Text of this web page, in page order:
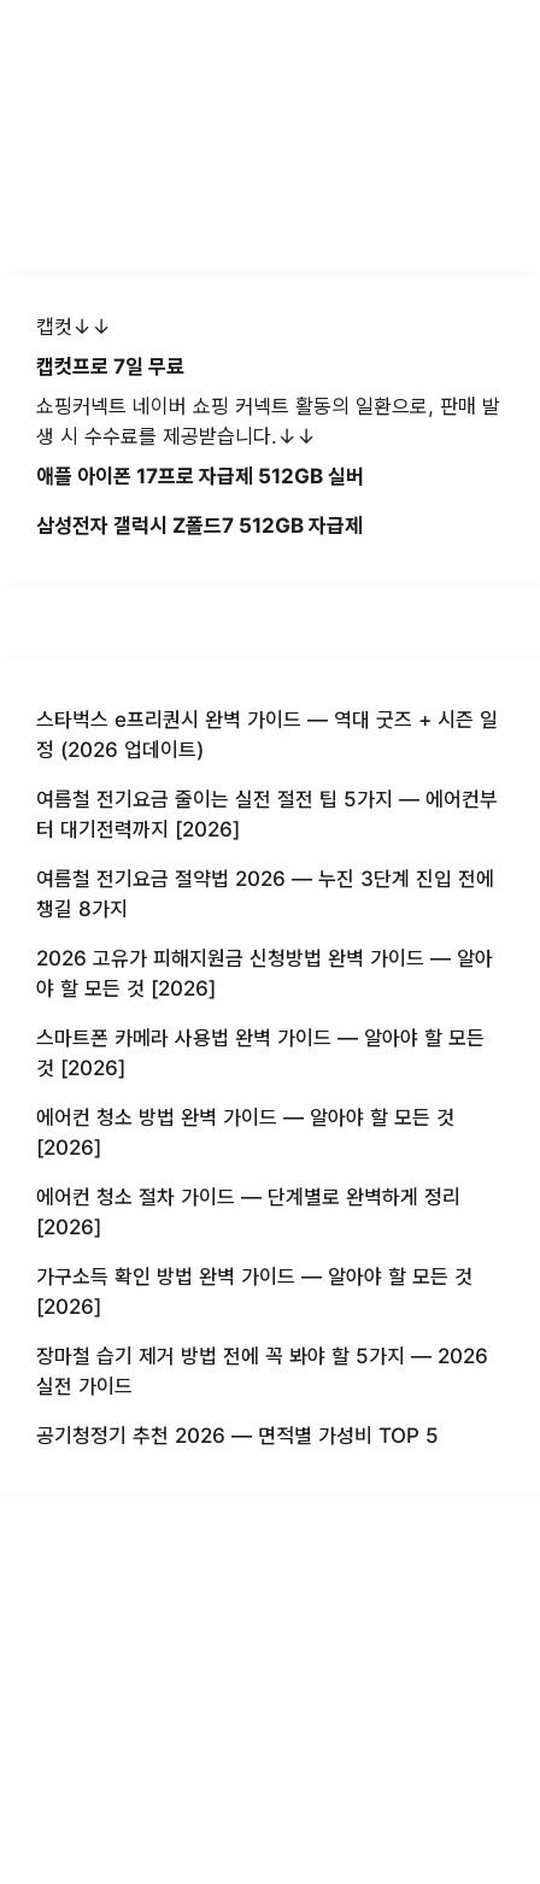
캡컷↓↓
캡컷프로 7일 무료
쇼핑커넥트 네이버 쇼핑 커넥트 활동의 일환으로, 판매 발
생 시 수수료를 제공받습니다.↓↓
애플 아이폰 17프로 자급제 512GB 실버
삼성전자 갤럭시 Z폴드7 512GB 자급제
스타벅스 e프리퀀시 완벽 가이드 — 역대 굿즈 + 시즌 일
정 (2026 업데이트)
여름철 전기요금 줄이는 실전 절전 팁 5가지 — 에어컨부
터 대기전력까지 [2026]
여름철 전기요금 절약법 2026 — 누진 3단계 진입 전에
챙길 8가지
2026 고유가 피해지원금 신청방법 완벽 가이드 — 알아
야 할 모든 것 [2026]
스마트폰 카메라 사용법 완벽 가이드 — 알아야 할 모든
것 [2026]
에어컨 청소 방법 완벽 가이드 — 알아야 할 모든 것
[2026]
에어컨 청소 절차 가이드 — 단계별로 완벽하게 정리
[2026]
가구소득 확인 방법 완벽 가이드 — 알아야 할 모든 것
[2026]
장마철 습기 제거 방법 전에 꼭 봐야 할 5가지 — 2026
실전 가이드
공기청정기 추천 2026 — 면적별 가성비 TOP 5